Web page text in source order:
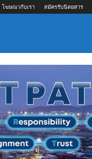
โฆษณากับเรา สมัครรับนิตยสาร